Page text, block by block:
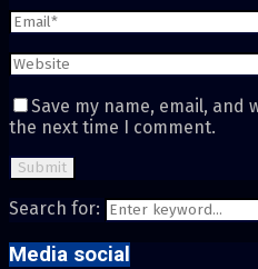
Save my name, email,
the next time I comment.
Search for:
Media social